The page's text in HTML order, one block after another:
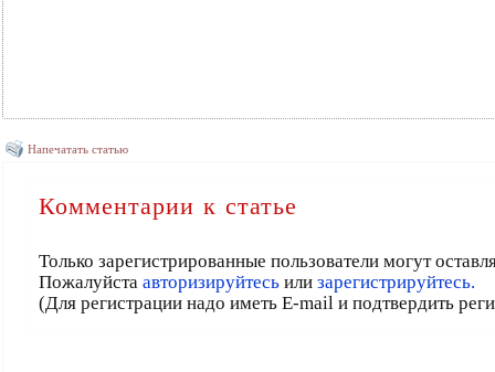
Напечатать статью
Комментарии к статье
Только зарегистрированные пользователи могут
Пожалуйста авторизируйтесьили зарегистрируйтесь.
(Для регистрации надо иметь E-mail и подтвердить